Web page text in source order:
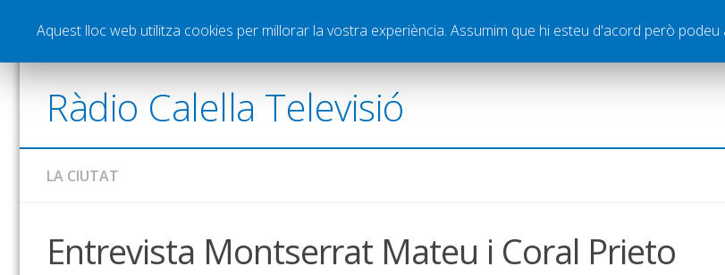
Notícies Esports Pòdcasts Vídeos Graella Publicitat Contacte
Ràdio Calella Televisió
LA CIUTAT
Entrevista Montserrat Mateu i Coral Prieto
Aquest lloc web utilitza cookies per millorar la vostra experiència. Assumim que hi esteu d'acord però